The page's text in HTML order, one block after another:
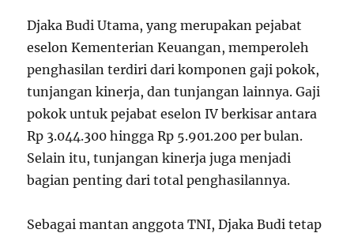
Djaka Budi Utama, yang merupakan pejabat
eselon Kementerian Keuangan, memperoleh
penghasilan terdiri dari komponen gaji pokok,
tunjangan kinerja, dan tunjangan lainnya. Gaji
pokok untuk pejabat eselon IV berkisar antara
Rp 3.044.300 hingga Rp 5.901.200 per bulan.
Selain itu, tunjangan kinerja juga menjadi
bagian penting dari total penghasilannya.
Sebagai mantan anggota TNI, Djaka Budi tetap